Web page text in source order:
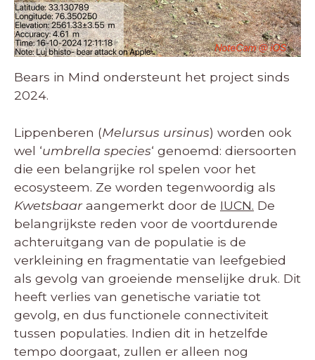
Bears in Mind ondersteunt het project sinds
2024.
Lippenberen (Melursus ursinus) worden ook
wel ‘umbrella species‘ genoemd: diersoorten
die een belangrijke rol spelen voor het
ecosysteem. Ze worden tegenwoordig als
Kwetsbaaraangemerkt door de IUCN. De
belangrijkste reden voor de voortdurende
achteruitgang van de populatie is de
verkleining en fragmentatie van leefgebied
als gevolg van groeiende menselijke druk. Dit
heeft verlies van genetische variatie tot
gevolg, en dus functionele connectiviteit
tussen populaties. Indien dit in hetzelfde
tempo doorgaat, zullen er alleen nog